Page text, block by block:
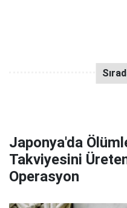
Japonya'da
Takviyesini
Operasyon